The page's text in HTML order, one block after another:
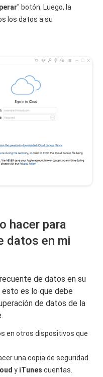
" botón. Luego, la
los datos a su
hacer para
datos en mi
de datos en su
es lo que debe
de datos de la
en otros dispositivos que
una copia de seguridad
y iTunes cuentas.